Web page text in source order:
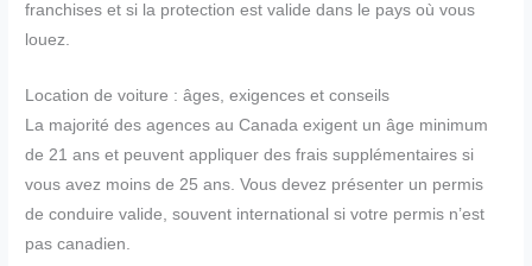
franchises et si la protection est valide dans le pays où vous
louez.
Location de voiture : âges, exigences et conseils
La majorité des agences au Canada exigent un âge minimum
de 21 ans et peuvent appliquer des frais supplémentaires si
vous avez moins de 25 ans. Vous devez présenter un permis
de conduire valide, souvent international si votre permis n’est
pas canadien.